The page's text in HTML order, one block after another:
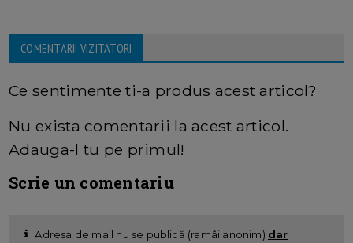
COMENTARII VIZITATORI
Ce sentimente ti-a produs acest articol?
Nu exista comentarii la acest articol.
Adauga-l tu pe primul!
Scrie un comentariu
Adresa de mail nu se publică (ramâi anonim) dar